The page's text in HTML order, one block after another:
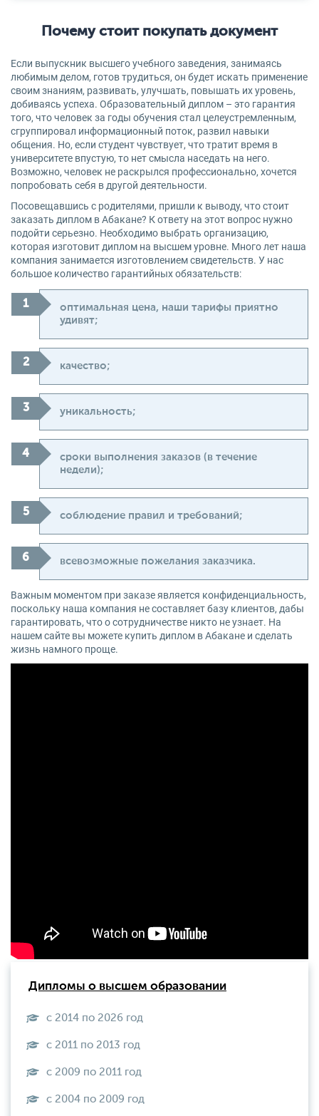
Почему стоит покупать документ
Если выпускник высшего учебного заведения, занимаясь
любимым делом, готов трудиться, он будет искать применение
своим знаниям, развивать, улучшать, повышать их уровень,
добиваясь успеха. Образовательный диплом – это гарантия
того, что человек за годы обучения стал целеустремленным,
сгруппировал информационный поток, развил навыки
общения. Но, если студент чувствует, что тратит время в
университете впустую, то нет смысла наседать на него.
Возможно, человек не раскрылся профессионально, хочется
попробовать себя в другой деятельности.
Посовещавшись с родителями, пришли к выводу, что стоит
заказать диплом в Абакане? К ответу на этот вопрос нужно
подойти серьезно. Необходимо выбрать организацию,
которая изготовит диплом на высшем уровне. Много лет наша
компания занимается изготовлением свидетельств. У нас
большое количество гарантийных обязательств:
оптимальная цена, наши тарифы приятно
удивят;
качество;
уникальность;
сроки выполнения заказов (в течение
недели);
соблюдение правил и требований;
всевозможные пожелания заказчика.
Важным моментом при заказе является конфиденциальность,
поскольку наша компания не составляет базу клиентов, дабы
гарантировать, что о сотрудничестве никто не узнает. На
нашем сайте вы можете купить диплом в Абакане и сделать
жизнь намного проще.
Дипломы о высшем образовании
с 2014 по 2026 год
с 2011 по 2013 год
с 2009 по 2011 год
с 2004 по 2009 год